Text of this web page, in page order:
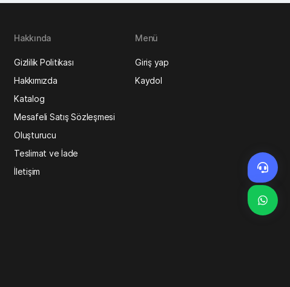
Hakkında
Gizlilik Politikası
Hakkımızda
Katalog
Mesafeli Satış Sözleşmesi
Oluşturucu
Teslimat ve İade
İletişim
Menü
Giriş yap
Kaydol